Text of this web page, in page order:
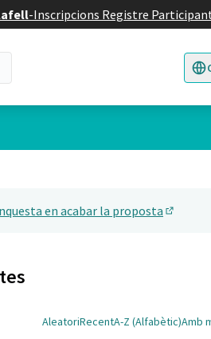
-Inscripcions Registre
d'usuari
en acabar la proposta
AleatoriRecentA-Z (Alfabètic)Amb